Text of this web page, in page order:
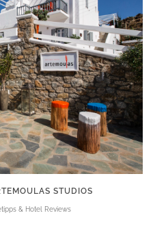
STUDIOS
& Hotel Reviews